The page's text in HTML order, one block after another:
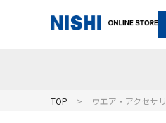
TOP ウエア・アクセサリ